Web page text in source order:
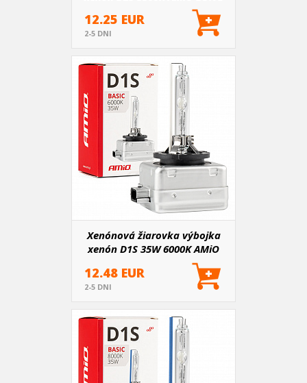
12.25 EUR
2-5 DNI
Xenónová žiarovka výbojka
xenón D1S 35W 6000K AMiO
12.48 EUR
2-5 DNI